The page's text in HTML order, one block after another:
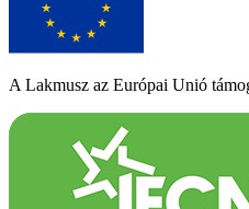
A Lakmusz az Európai Unió